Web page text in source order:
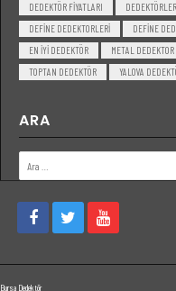
DEDEKTÖR FIYATLARI
DEDEKTÖRLER
DEFINE DEDEKTORLERI
DEFINE
EN IYI DEDEKTÖR
METAL DEDEKTOR
TOPTAN DEDEKTÖR
YALOVA
ARA
Bursa Dedektör